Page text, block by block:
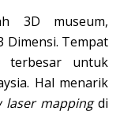
3D museum,
Dimensi. Tempat
terbesar untuk
Hal menarik
laser mappingdi